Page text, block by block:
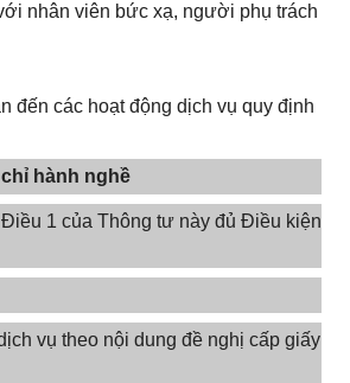
nhân viên bức xạ, người phụ trách
đến các hoạt động dịch vụ quy định
hành nghề
1 của Thông tư này đủ Điều kiện
vụ theo nội dung đề nghị cấp giấy